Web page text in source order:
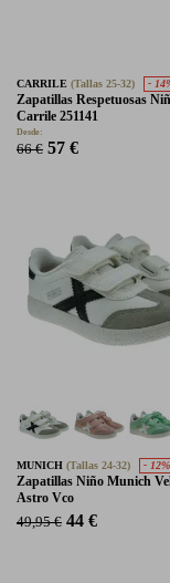
CARRILE (Tallas 25-32) -
Zapatillas Respetuosas
Carrile 251141
Desde:
66 € 57 €
MUNICH (Tallas 24-32) - 12%
Zapatillas Niño Munich
Astro Vco
49,95 € 44 €